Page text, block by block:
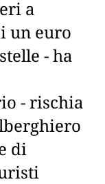
a
un euro
- ha
- rischia
di